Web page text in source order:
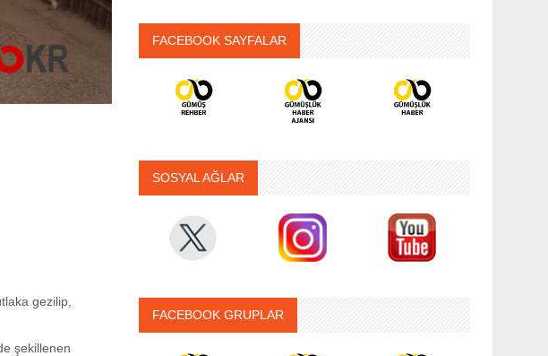
gezilip,
şekillenen
FACEBOOK SAYFALAR
SOSYAL AĞLAR
FACEBOOK GRUPLAR